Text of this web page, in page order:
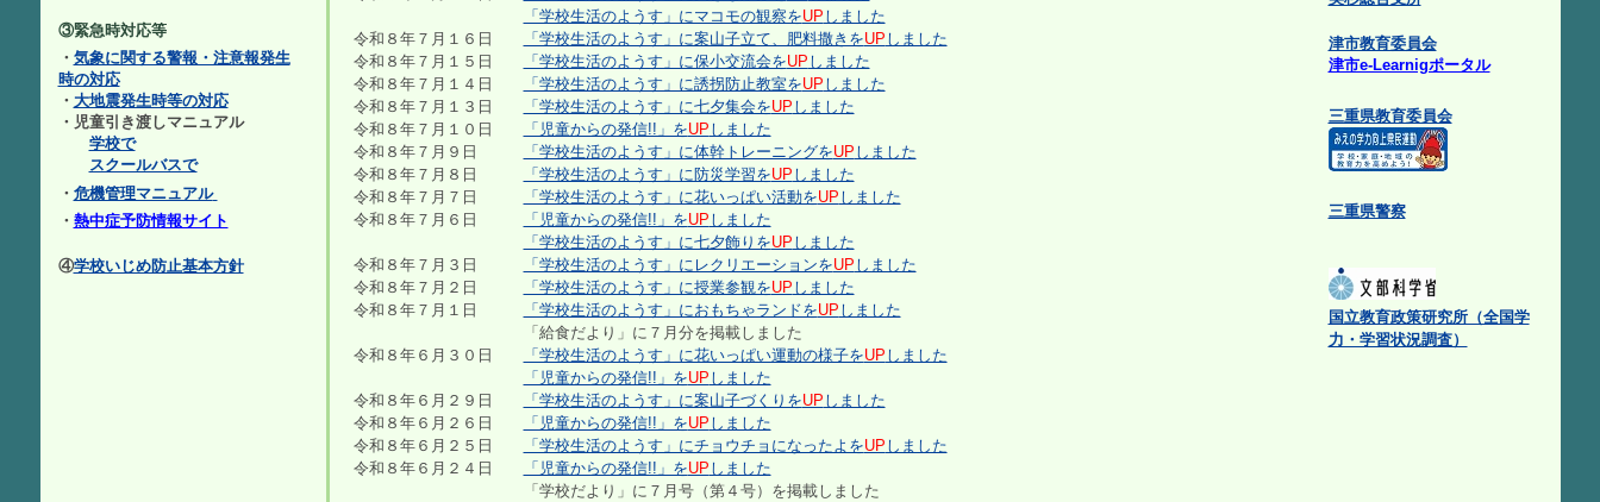
③緊急時対応等
・ 気象に関する警報・注意報発生
時の対応
・ 大地震発生時等の対応
・児童引き渡しマニュアル
学校で
スクールバスで
・ 危機管理マニュアル
・ 熱中症予防情報サイト
④学校いじめ防止基本方針
「学校生活のようす」にマコモの観察をUP しました
令和８年７月１６日
「学校生活のようす」に案山子立て、肥料撒きをUP しました
令和８年７月１５日
「学校生活のようす」に保小交流会をUP しました
令和８年７月１４日
「学校生活のようす」に誘拐防止教室をUP しました
令和８年７月１３日
「学校生活のようす」に七夕集会をUP しました
令和８年７月１０日
「児童からの発信!!」をUP しました
令和８年７月９日
「学校生活のようす」に体幹トレーニングをUP しました
令和８年７月８日
「学校生活のようす」に防災学習をUP しました
令和８年７月７日
「学校生活のようす」に花いっぱい活動をUP しました
令和８年７月６日
「児童からの発信!!」をUP しました
「学校生活のようす」に七夕飾りをUP しました
令和８年７月３日
「学校生活のようす」にレクリエーションをUP しました
令和８年７月２日
「学校生活のようす」に授業参観をUP しました
令和８年７月１日
「学校生活のようす」におもちゃランドをUP しました
「給食だより」に７月分を掲載しました
令和８年６月３０日
「学校生活のようす」に花いっぱい運動の様子をUP しました
「児童からの発信!!」をUP しました
令和８年６月２９日
「学校生活のようす」に案山子づくりをUP しました
令和８年６月２６日
「児童からの発信!!」をUP しました
令和８年６月２５日
「学校生活のようす」にチョウチョになったよをUP しました
令和８年６月２４日
「児童からの発信!!」をUP しました
「学校だより」に７月号（第４号）を掲載しました
津市教育委員会
津市e-Learnigポータル
三重県教育委員会
三重県警察
国立教育政策研究所（全国学
力・学習状況調査）